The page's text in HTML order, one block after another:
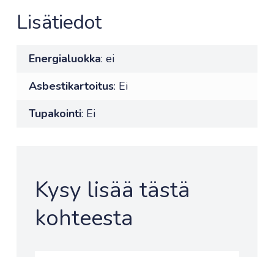
Lisätiedot
Energialuokka: ei
Asbestikartoitus: Ei
Tupakointi: Ei
Kysy lisää tästä
kohteesta